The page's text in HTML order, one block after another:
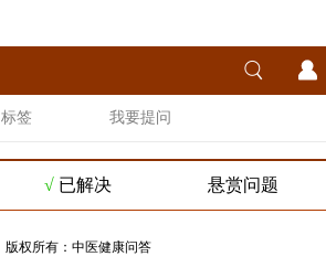
标签 我要提问
√ 已解决 悬赏问题
版权所有： 中医健康问答